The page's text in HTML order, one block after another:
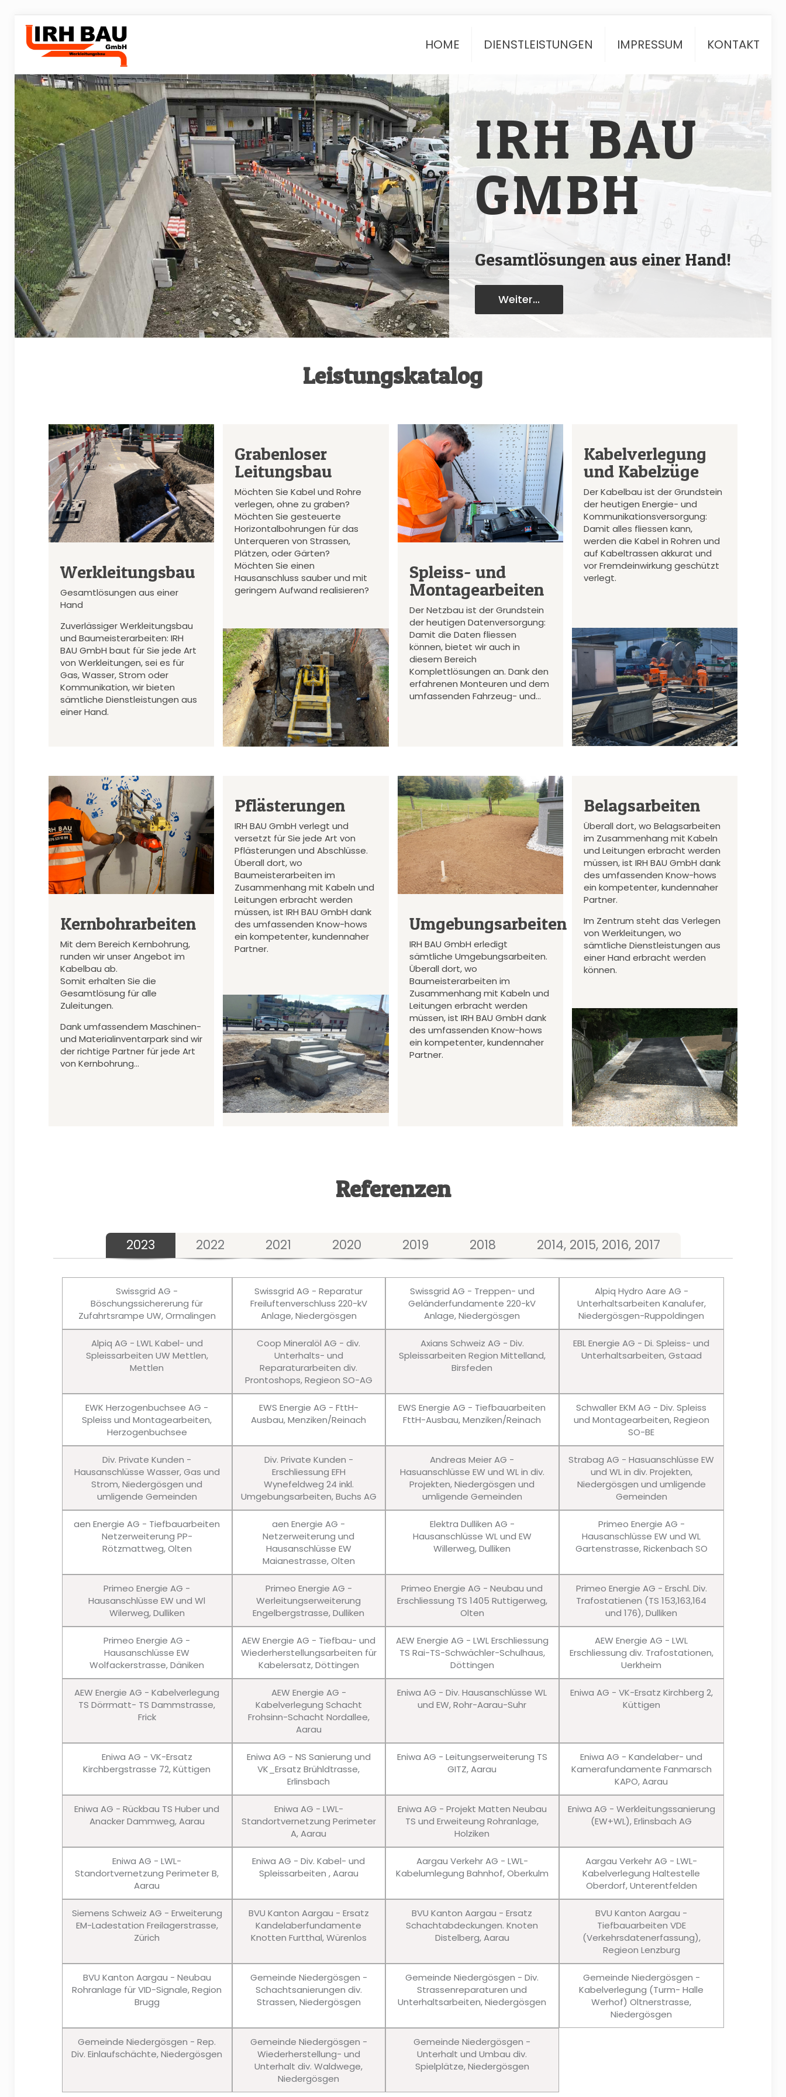
HOME DIENSTLEISTUNGEN IMPRESSUM KONTAKT
IRH BAU
GMBH
Gesamtlösungen aus einer Hand!
Weiter...
Leistungskatalog
Werkleitungsbau
Gesamtlösungen aus einer
Hand
Zuverlässiger Werkleitungsbau
und Baumeisterarbeiten: IRH
BAU GmbH baut für Sie jede Art
von Werkleitungen, sei es für
Gas, Wasser, Strom oder
Kommunikation, wir bieten
sämtliche Dienstleistungen aus
einer Hand.
Grabenloser
Leitungsbau
Möchten Sie Kabel und Rohre
verlegen, ohne zu graben?
Möchten Sie gesteuerte
Horizontalbohrungen für das
Unterqueren von Strassen,
Plätzen, oder Gärten?
Möchten Sie einen
Hausanschluss sauber und mit
geringem Aufwand realisieren?
Spleiss- und
Montagearbeiten
Der Netzbau ist der Grundstein
der heutigen Datenversorgung:
Damit die Daten fliessen
können, bietet wir auch in
diesem Bereich
Komplettlösungen an. Dank den
erfahrenen Monteuren und dem
umfassenden Fahrzeug- und…
Kabelverlegung
und Kabelzüge
Der Kabelbau ist der Grundstein
der heutigen Energie- und
Kommunikationsversorgung:
Damit alles fliessen kann,
werden die Kabel in Rohren und
auf Kabeltrassen akkurat und
vor Fremdeinwirkung geschützt
verlegt.
Kernbohrarbeiten
Mit dem Bereich Kernbohrung,
runden wir unser Angebot im
Kabelbau ab.
Somit erhalten Sie die
Gesamtlösung für alle
Zuleitungen.
Dank umfassendem Maschinen-
und Materialinventarpark sind wir
der richtige Partner für jede Art
von Kernbohrung…
Pflästerungen
IRH BAU GmbH verlegt und
versetzt für Sie jede Art von
Pflästerungen und Abschlüsse.
Überall dort, wo
Baumeisterarbeiten im
Zusammenhang mit Kabeln und
Leitungen erbracht werden
müssen, ist IRH BAU GmbH dank
des umfassenden Know-hows
ein kompetenter, kundennaher
Partner.
Umgebungsarbeiten
IRH BAU GmbH erledigt
sämtliche Umgebungsarbeiten.
Überall dort, wo
Baumeisterarbeiten im
Zusammenhang mit Kabeln und
Leitungen erbracht werden
müssen, ist IRH BAU GmbH dank
des umfassenden Know-hows
ein kompetenter, kundennaher
Partner.
Belagsarbeiten
Überall dort, wo Belagsarbeiten
im Zusammenhang mit Kabeln
und Leitungen erbracht werden
müssen, ist IRH BAU GmbH dank
des umfassenden Know-hows
ein kompetenter, kundennaher
Partner.
Im Zentrum steht das Verlegen
von Werkleitungen, wo
sämtliche Dienstleistungen aus
einer Hand erbracht werden
können.
Referenzen
2023 2022 2021 2020 2019 2018 2014, 2015, 2016, 2017
Swissgrid AG -
Böschungssichererung für
Zufahrtsrampe UW, Ormalingen
Swissgrid AG - Reparatur
Freiluftenverschluss 220-kV
Anlage, Niedergösgen
Swissgrid AG - Treppen- und
Geländerfundamente 220-kV
Anlage, Niedergösgen
Alpiq Hydro Aare AG -
Unterhaltsarbeiten Kanalufer,
Niedergösgen-Ruppoldingen
Alpiq AG - LWL Kabel- und
Spleissarbeiten UW Mettlen,
Mettlen
Coop Mineralöl AG - div.
Unterhalts- und
Reparaturarbeiten div.
Prontoshops, Regieon SO-AG
Axians Schweiz AG - Div.
Spleissarbeiten Region Mittelland,
Birsfeden
EBL Energie AG - Di. Spleiss- und
Unterhaltsarbeiten, Gstaad
EWK Herzogenbuchsee AG -
Spleiss und Montagearbeiten,
Herzogenbuchsee
EWS Energie AG - FttH-
Ausbau, Menziken/Reinach
EWS Energie AG - Tiefbauarbeiten
FttH-Ausbau, Menziken/Reinach
Schwaller EKM AG - Div. Spleiss
und Montagearbeiten, Regieon
SO-BE
Div. Private Kunden -
Hausanschlüsse Wasser, Gas und
Strom, Niedergösgen und
umligende Gemeinden
Div. Private Kunden -
Erschliessung EFH
Wynefeldweg 24 inkl.
Umgebungsarbeiten, Buchs AG
Andreas Meier AG -
Hasuanschlüsse EW und WL in div.
Projekten, Niedergösgen und
umligende Gemeinden
Strabag AG - Hasuanschlüsse EW
und WL in div. Projekten,
Niedergösgen und umligende
Gemeinden
aen Energie AG - Tiefbauarbeiten
Netzerweiterung PP-
Rötzmattweg, Olten
aen Energie AG -
Netzerweiterung und
Hausanschlüsse EW
Maianestrasse, Olten
Elektra Dulliken AG -
Hausanschlüsse WL und EW
Willerweg, Dulliken
Primeo Energie AG -
Hausanschlüsse EW und WL
Gartenstrasse, Rickenbach SO
Primeo Energie AG -
Hausanschlüsse EW und Wl
Wilerweg, Dulliken
Primeo Energie AG -
Werleitungserweiterung
Engelbergstrasse, Dulliken
Primeo Energie AG - Neubau und
Erschliessung TS 1405 Ruttigerweg,
Olten
Primeo Energie AG - Erschl. Div.
Trafostatienen (TS 153,163,164
und 176), Dulliken
Primeo Energie AG -
Hausanschlüsse EW
Wolfackerstrasse, Däniken
AEW Energie AG - Tiefbau- und
Wiederherstellungsarbeiten für
Kabelersatz, Döttingen
AEW Energie AG - LWL Erschliessung
TS Rai-TS-Schwächler-Schulhaus,
Döttingen
AEW Energie AG - LWL
Erschliessung div. Trafostationen,
Uerkheim
AEW Energie AG - Kabelverlegung
TS Dörrmatt- TS Dammstrasse,
Frick
AEW Energie AG -
Kabelverlegung Schacht
Frohsinn-Schacht Nordallee,
Aarau
Eniwa AG - Div. Hausanschlüsse WL
und EW, Rohr-Aarau-Suhr
Eniwa AG - VK-Ersatz Kirchberg 2,
Küttigen
Eniwa AG - VK-Ersatz
Kirchbergstrasse 72, Küttigen
Eniwa AG - NS Sanierung und
VK_Ersatz Brühldtrasse,
Erlinsbach
Eniwa AG - Leitungserweiterung TS
GITZ, Aarau
Eniwa AG - Kandelaber- und
Kamerafundamente Fanmarsch
KAPO, Aarau
Eniwa AG - Rückbau TS Huber und
Anacker Dammweg, Aarau
Eniwa AG - LWL-
Standortvernetzung Perimeter
A, Aarau
Eniwa AG - Projekt Matten Neubau
TS und Erweiteung Rohranlage,
Holziken
Eniwa AG - Werkleitungssanierung
(EW+WL), Erlinsbach AG
Eniwa AG - LWL-
Standortvernetzung Perimeter B,
Aarau
Eniwa AG - Div. Kabel- und
Spleissarbeiten , Aarau
Aargau Verkehr AG - LWL-
Kabelumlegung Bahnhof, Oberkulm
Aargau Verkehr AG - LWL-
Kabelverlegung Haltestelle
Oberdorf, Unterentfelden
Siemens Schweiz AG - Erweiterung
EM-Ladestation Freilagerstrasse,
Zürich
BVU Kanton Aargau - Ersatz
Kandelaberfundamente
Knotten Furtthal, Würenlos
BVU Kanton Aargau - Ersatz
Schachtabdeckungen. Knoten
Distelberg, Aarau
BVU Kanton Aargau -
Tiefbauarbeiten VDE
(Verkehrsdatenerfassung),
Regieon Lenzburg
BVU Kanton Aargau - Neubau
Rohranlage für VID-Signale, Region
Brugg
Gemeinde Niedergösgen -
Schachtsanierungen div.
Strassen, Niedergösgen
Gemeinde Niedergösgen - Div.
Strassenreparaturen und
Unterhaltsarbeiten, Niedergösgen
Gemeinde Niedergösgen -
Kabelverlegung (Turm- Halle
Werhof) Oltnerstrasse,
Niedergösgen
Gemeinde Niedergösgen - Rep.
Div. Einlaufschächte, Niedergösgen
Gemeinde Niedergösgen -
Wiederherstellung- und
Unterhalt div. Waldwege,
Niedergösgen
Gemeinde Niedergösgen -
Unterhalt und Umbau div.
Spielplätze, Niedergösgen